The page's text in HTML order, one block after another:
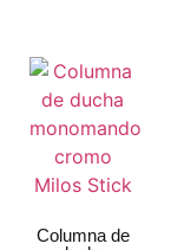
Columna de